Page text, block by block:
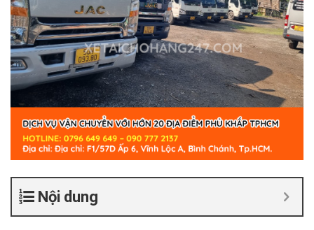
Nội dung